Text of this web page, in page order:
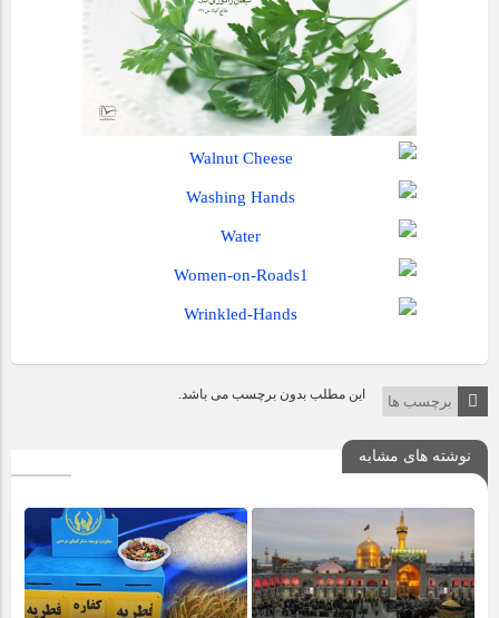
برچسب ها این مطلب بدون برچسب می باشد.
نوشته های مشابه